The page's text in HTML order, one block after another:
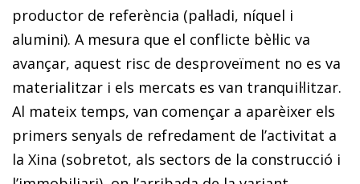
productor de referència (pal·ladi, níquel i
alumini). A mesura que el conflicte bèl·lic va
avançar, aquest risc de desproveïment no es va
materialitzar i els mercats es van tranquil·litzar.
Al mateix temps, van començar a aparèixer els
primers senyals de refredament de l’activitat a
la Xina (sobretot, als sectors de la construcció i